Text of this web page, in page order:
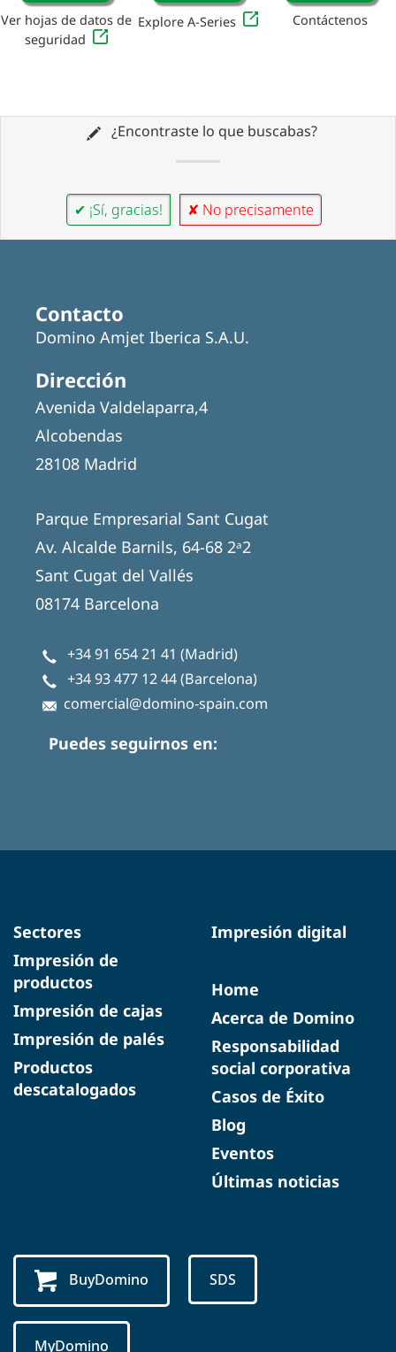
Ver hojas de datos de
seguridad
Explore A-Series Contáctenos
¿Encontraste lo que buscabas?
✔ ¡Sí, gracias! ✘ No precisamente
Contacto
Domino Amjet Iberica S.A.U.
Dirección
Avenida Valdelaparra,4
Alcobendas
28108 Madrid
Parque Empresarial Sant Cugat
Av. Alcalde Barnils, 64-68 2ᵃ2
Sant Cugat del Vallés
08174 Barcelona
+34 91 654 21 41 (Madrid)
+34 93 477 12 44(Barcelona)
comercial@domino-spain.com
Puedes seguirnos en:
Sectores
Impresión de
productos
Impresión de cajas
Impresión de palés
Productos
descatalogados
Impresión digital
Home
Acerca de Domino
Responsabilidad
social corporativa
Casos de Éxito
Blog
Eventos
Últimas noticias
BuyDomino SDS
MyDomino